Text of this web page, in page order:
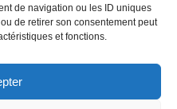
de navigation ou les ID uniques
de retirer son consentement peut
et fonctions.
de confidentialité
Agence Tool